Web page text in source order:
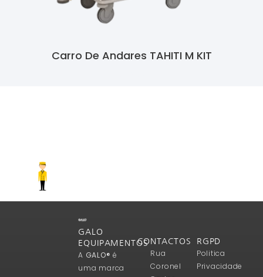
Carro De Andares TAHITI M KIT
GALO
EQUIPAMENTOS
A GALO® é
uma marca
CONTACTOS
Rua
Coronel
RGPD
Politica
Privacidade